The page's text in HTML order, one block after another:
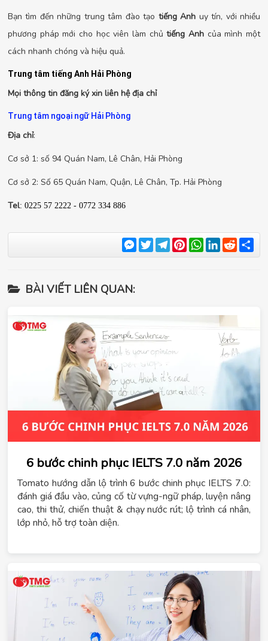
Bạn tìm đến những trung tâm đào tạo tiếng Anh uy tín, với nhiều
phương pháp mới cho học viên làm chủtiếng Anh của mình một
cách nhanh chóng và hiệu quả.
Trung tâm tiếng Anh Hải Phòng
Mọi thông tin đăng ký xin liên hệ địa chỉ
Trung tâm ngoại ngữ Hải Phòng
Địa chỉ:
Cơ sở 1: số 94 Quán Nam, Lê Chân, Hải Phòng
Cơ sở 2: Số 65 Quán Nam, Quận, Lê Chân, Tp. Hải Phòng
Tel: 0225 57 2222 - 0772 334 886
Messenger
TwitterTelegram
Pinterest
WhatsApp
LinkedIn
Reddit
BÀI VIẾT LIÊN QUAN:
6 bước chinh phục IELTS 7.0 năm 2026
Tomato hướng dẫn lộ trình 6 bước chinh phục IELTS 7.0:
đánh giá đầu vào, củng cố từ vựng-ngữ pháp, luyện nâng
cao, thi thử, chiến thuật & chạy nước rút; lộ trình cá nhân,
lớp nhỏ, hỗ trợ toàn diện.